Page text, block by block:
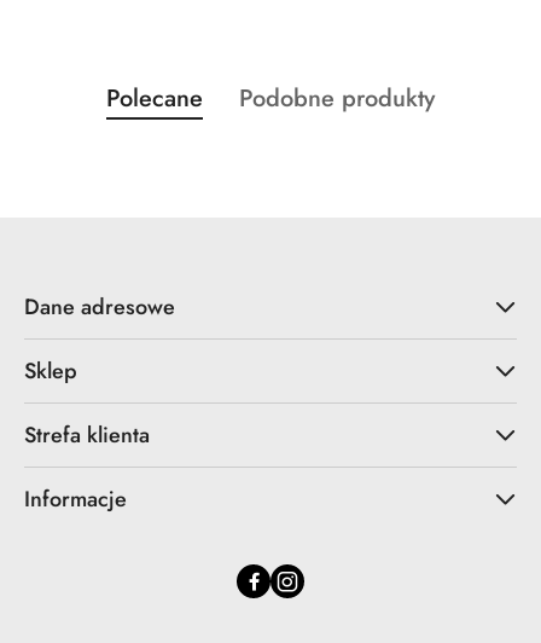
Pomiń karuzelę produktów
Produkty
o
Polecane
Produkty
Podobne produkty
Dane adresowe
Sklep
Strefa klienta
Informacje